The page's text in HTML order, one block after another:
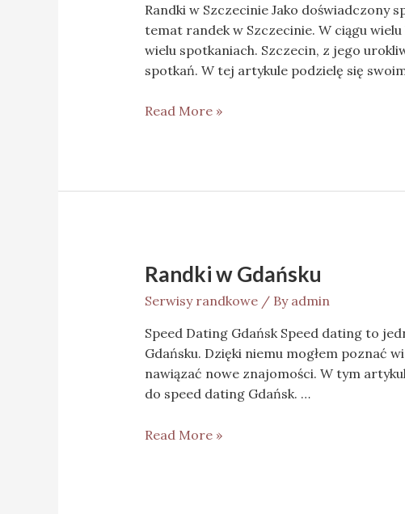
Randki w Szczecinie Jako doświadczony
temat randek w Szczecinie. W ciągu
wielu spotkaniach. Szczecin, z jego
spotkań. W tej artykule podzielę się
Read More »
Randki w Gdańsku
Serwisy randkowe/ By admin
Speed Dating Gdańsk Speed dating to
Gdańsku. Dzięki niemu mogłem poznać
nawiązać nowe znajomości. W tym
do speed dating Gdańsk. …
Read More »